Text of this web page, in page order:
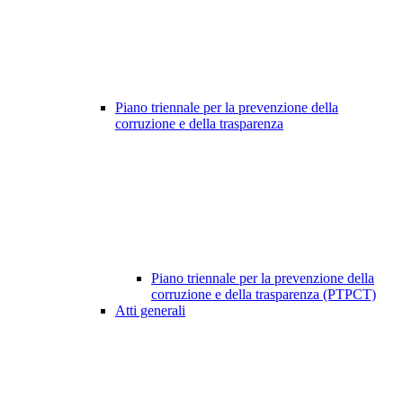
Piano triennale per la prevenzione della
corruzione e della trasparenza
Piano triennale per la prevenzione della
corruzione e della trasparenza (PTPCT)
Atti generali